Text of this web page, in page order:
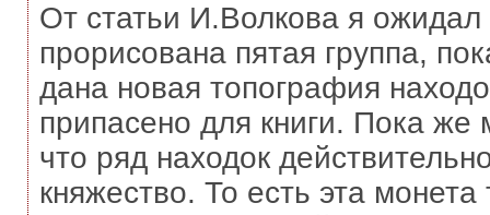
От статьи И.Волкова я
прорисована пятая группа,
дана новая топография
припасено для книги. Пока же
что ряд находок
княжество. То есть эта